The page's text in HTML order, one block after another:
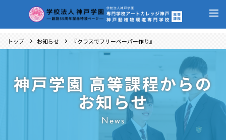
トップ お知らせ 『クラスでフリーペーパー作り』
神戸学園 高等課程からの
お知らせ
News